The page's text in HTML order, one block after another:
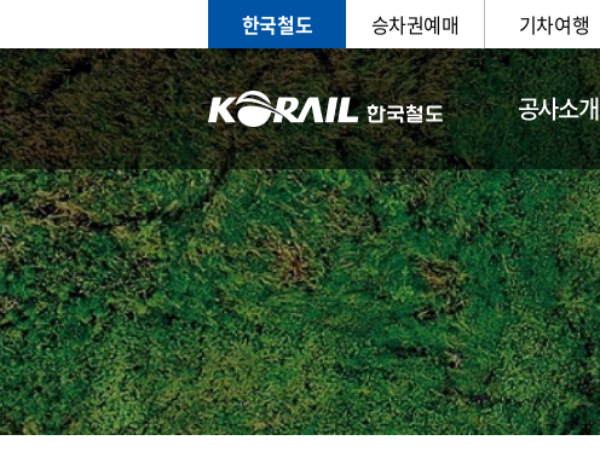
한국철도 승차권예매 기차여행
공사소개
홍보 문화사업